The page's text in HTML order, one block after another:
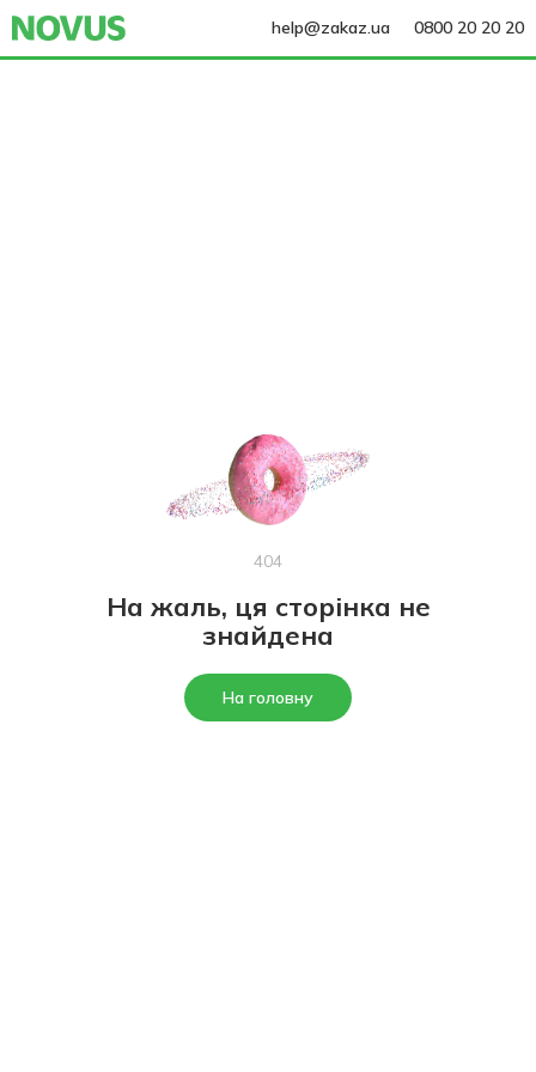
help@zakaz.ua 0800 20 20 20
404
На жаль, ця сторінка не
знайдена
На головну